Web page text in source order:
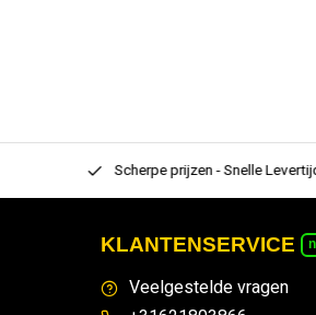
Scherpe prijzen - Snelle
KLANTENSERVICE
Veelgestelde vragen